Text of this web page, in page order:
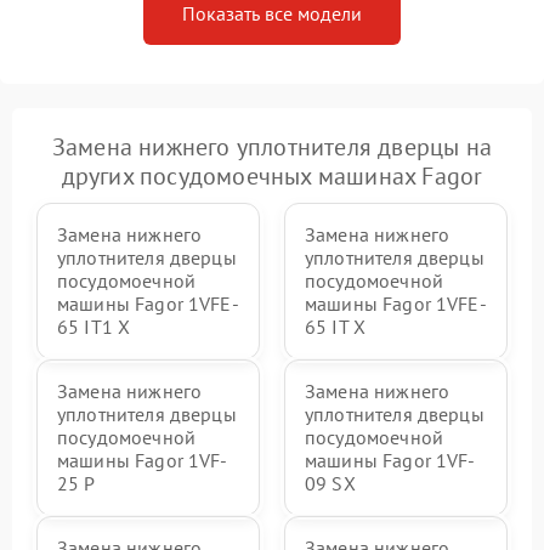
Показать все модели
Замена нижнего уплотнителя дверцы на
других посудомоечных машинах Fagor
Замена нижнего
уплотнителя дверцы
посудомоечной
машины Fagor 1VFE-
65 IT1 X
Замена нижнего
уплотнителя дверцы
посудомоечной
машины Fagor 1VFE-
65 IT X
Замена нижнего
уплотнителя дверцы
посудомоечной
машины Fagor 1VF-
25 P
Замена нижнего
уплотнителя дверцы
посудомоечной
машины Fagor 1VF-
09 SX